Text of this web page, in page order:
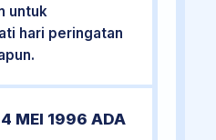
untuk
hari peringatan
MEI 1996 ADA